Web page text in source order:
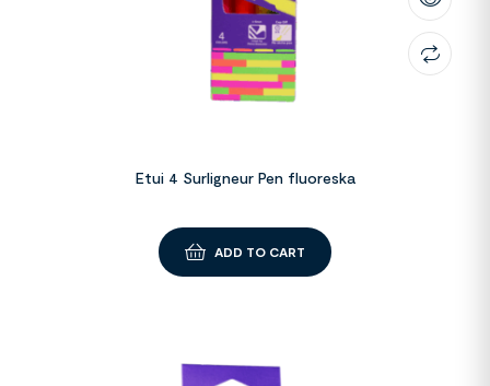
Etui 4 Surligneur Pen fluoreska
ADD TO CART